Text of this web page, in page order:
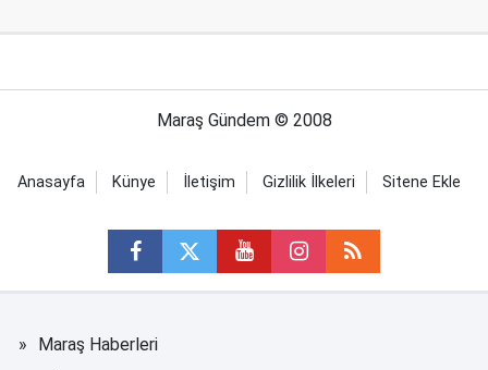
Maraş Gündem © 2008
Anasayfa Künye İletişim Gizlilik İlkeleri Sitene Ekle
Maraş Haberleri